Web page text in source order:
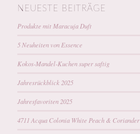
NEUESTE BEITRÄGE
Produkte mit Maracuja Duft
5 Neuheiten von Essence
Kokos-Mandel-Kuchen super saftig
Jahresrückblick 2025
Jahresfavoriten 2025
4711 Acqua Colonia White Peach & Coriander